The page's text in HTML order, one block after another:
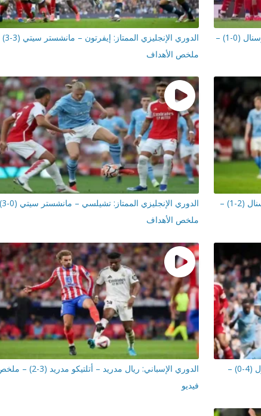
الدوري الإنجليزي الممتاز: وست هام يونايتد – أرسنال (0-1) –
الدوري الإنجليزي
ملخص الأهداف
الدوري الإنجليزي الممتاز: مانشستر سيتي – أرسنال (2-1) –
ملخص الأهداف
كأس الاتحاد الإنجليزي: مانشستر سيتي – ليفربول (4-0) –
الدوري الإسباني: ريال مدريد – أتلتيكو مدريد (3-
فيديو